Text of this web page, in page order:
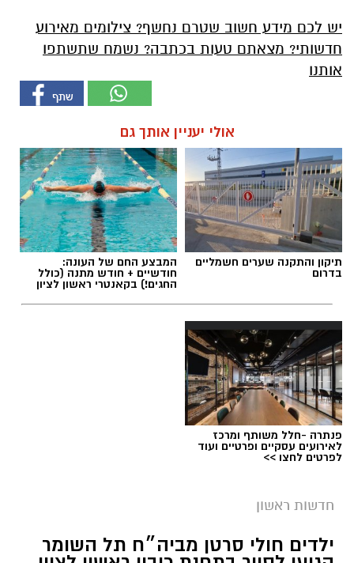
יש לכם מידע חשוב שטרם נחשף? צילומים מאירוע
חדשותי? מצאתם טעות בכתבה? נשמח שתשתפו
אותנו
אולי יעניין אותך גם
תיקון והתקנה שערים חשמליים
בדרום
המבצע החם של העונה:
חודשיים + חודש מתנה (כולל
החגים!) בקאנטרי ראשון לציון
פנתרה -חלל משותף ומרכז
לאירועים עסקיים ופרטיים ועוד
לפרטים לחצו >>
חדשות ראשון
ילדים חולי סרטן מביה״ח תל השומר